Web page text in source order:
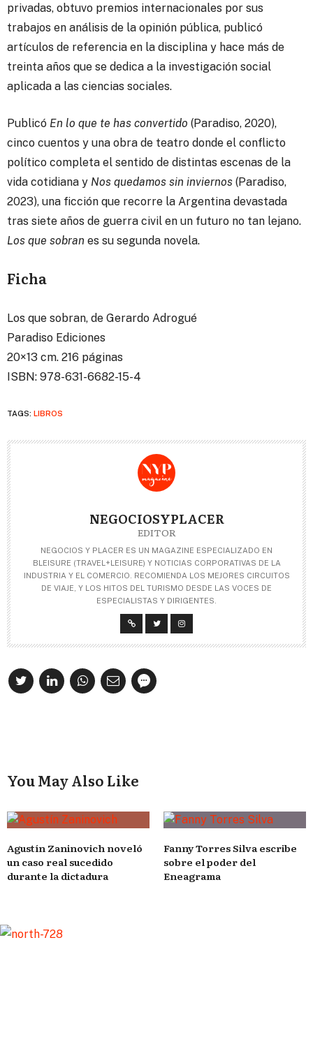
privadas, obtuvo premios internacionales por sus
trabajos en análisis de la opinión pública, publicó
artículos de referencia en la disciplina y hace más de
treinta años que se dedica a la investigación social
aplicada a las ciencias sociales.
Publicó En lo que te has convertido (Paradiso, 2020),
cinco cuentos y una obra de teatro donde el conflicto
político completa el sentido de distintas escenas de la
vida cotidiana y Nos quedamos sin inviernos (Paradiso,
2023), una ficción que recorre la Argentina devastada
tras siete años de guerra civil en un futuro no tan lejano.
Los que sobran es su segunda novela.
Ficha
Los que sobran, de Gerardo Adrogué
Paradiso Ediciones
20×13 cm. 216 páginas
ISBN: 978-631-6682-15-4
TAGS: LIBROS
NEGOCIOSYPLACER
EDITOR
NEGOCIOS Y PLACER ES UN MAGAZINE ESPECIALIZADO EN
BLEISURE (TRAVEL+LEISURE) Y NOTICIAS CORPORATIVAS DE LA
INDUSTRIA Y EL COMERCIO. RECOMIENDA LOS MEJORES CIRCUITOS
DE VIAJE, Y LOS HITOS DEL TURISMO DESDE LAS VOCES DE
ESPECIALISTAS Y DIRIGENTES.
You May Also Like
Agustín Zaninovich noveló
un caso real sucedido
durante la dictadura
Fanny Torres Silva escribe
sobre el poder del
Eneagrama